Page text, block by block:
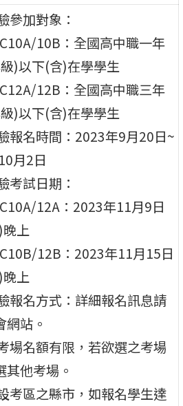
參加對象：
10B：全國高中職一年
)以下(含)在學學生
12B：全國高中職三年
)以下(含)在學學生
報名時間：2023年9月20日~
月2日
考試日期：
12A：2023年11月9日
上
12B：2023年11月15日
上
報名方式：詳細報名訊息請
網站。
場名額有限，若欲選之考場
其他考場。
考區之縣市，如報名學生達